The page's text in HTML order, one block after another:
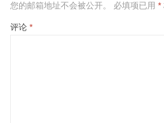
您的邮箱地址不会被公开。 必填项已用 *
评论 *